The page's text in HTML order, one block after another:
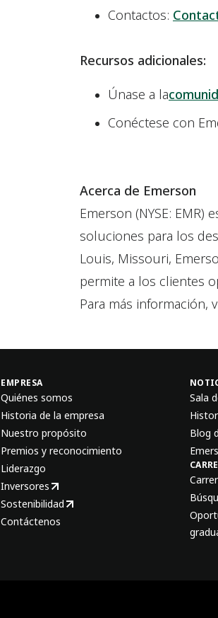
Contactos:
Recursos adicionales:
Únase a la
Conéctese con
Acerca de Emerson
Emerson (NYSE:
soluciones para los
Louis, Missouri,
permite a los clientes
Para más información,
EMPRESA
Quiénes somos
Historia de la empresa
Nuestro propósito
Premios y reconocimiento
Liderazgo
Inversores
Sostenibilidad
Contáctenos
Sala
Blog